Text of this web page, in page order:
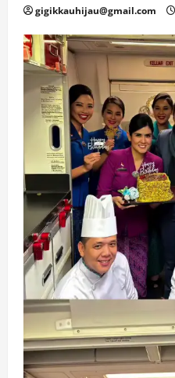
gigikkauhijau@gmail.com